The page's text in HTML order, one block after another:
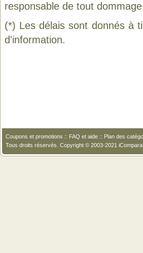
responsable de tout
(*) Les délais sont donnés à
d'information.
Coupons et promotions :: FAQ et aide :: Plan des
Tous droits réservés. Copyright © 2003-2021